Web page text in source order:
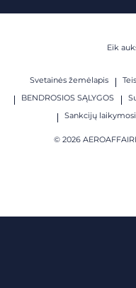
Svetainės žemėlapis
BENDROSIOS SĄLYGOS
Sankcijų
© 2026
Eik